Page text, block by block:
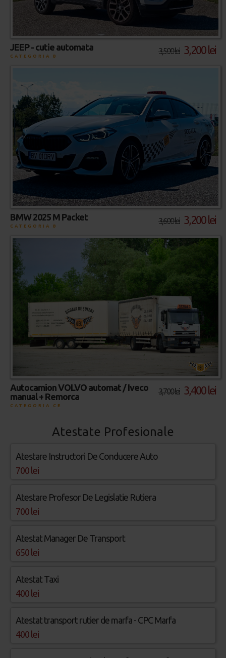
3,500 lei 3,200 lei
JEEP - cutie automata
CATEGORIA B
3,600 lei 3,200 lei
BMW 2025 M Packet
CATEGORIA B
3,700 lei 3,400 lei
Autocamion VOLVO automat / Iveco
manual + Remorca
CATEGORIA CE
Atestate Profesionale
Atestare Instructori De Conducere Auto
700 lei
Atestare Profesor De Legislatie Rutiera
700 lei
Atestat Manager De Transport
650 lei
Atestat Taxi
400 lei
Atestat transport rutier de marfa - CPC Marfa
400 lei